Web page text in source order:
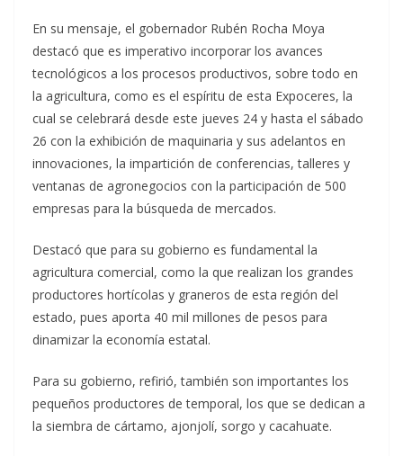
En su mensaje, el gobernador Rubén Rocha Moya
destacó que es imperativo incorporar los avances
tecnológicos a los procesos productivos, sobre todo en
la agricultura, como es el espíritu de esta Expoceres, la
cual se celebrará desde este jueves 24 y hasta el sábado
26 con la exhibición de maquinaria y sus adelantos en
innovaciones, la impartición de conferencias, talleres y
ventanas de agronegocios con la participación de 500
empresas para la búsqueda de mercados.
Destacó que para su gobierno es fundamental la
agricultura comercial, como la que realizan los grandes
productores hortícolas y graneros de esta región del
estado, pues aporta 40 mil millones de pesos para
dinamizar la economía estatal.
Para su gobierno, refirió, también son importantes los
pequeños productores de temporal, los que se dedican a
la siembra de cártamo, ajonjolí, sorgo y cacahuate.